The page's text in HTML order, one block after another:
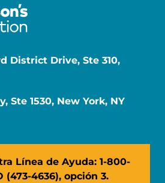
District Drive, Ste 310,
Ste 1530, New York, NY
Línea de Ayuda: 1-800-
(473-4636), opción 3.